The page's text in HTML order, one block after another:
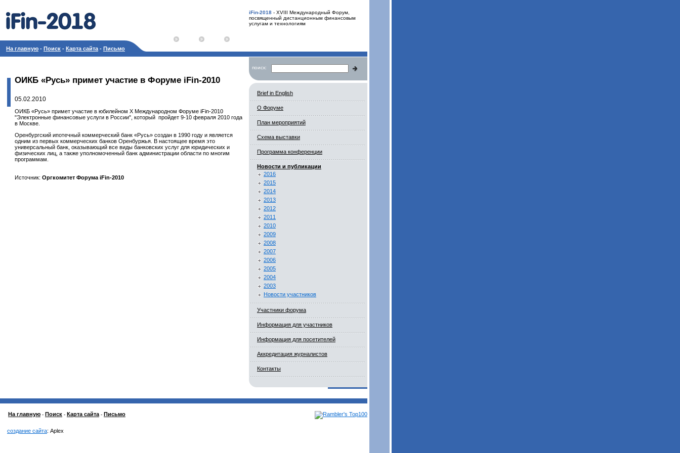
На главную - Поиск - Карта сайта - Письмо
iFin-2018 - XVIII Международный Форум,
посвященный дистанционным финансовым
услугам и технологиям
ОИКБ «Русь» примет участие в Форуме iFin-2010
05.02.2010
ОИКБ «Русь» примет участие в юбилейном X Международном Форуме iFin-2010
"Электронные финансовые услуги в России", который пройдет 9-10 февраля 2010 года
в Москве.
Оренбургский ипотечный коммерческий банк «Русь» создан в 1990 году и является
одним из первых коммерческих банков Оренбуржья. В настоящее время это
универсальный банк, оказывающий все виды банковских услуг для юридических и
физических лиц, а также уполномоченный банк администрации области по многим
программам.
Источник: Оргкомитет Форума iFin-2010
поиск:
Brief in English
О Форуме
План мероприятий
Схема выставки
Программа конференции
Новости и публикации
2016
2015
2014
2013
2012
2011
2010
2009
2008
2007
2006
2005
2004
2003
Новости участников
Участники форума
Информация для участников
Информация для посетителей
Аккредитация журналистов
Контакты
На главную - Поиск - Карта сайта - Письмо
создание сайта: Aplex